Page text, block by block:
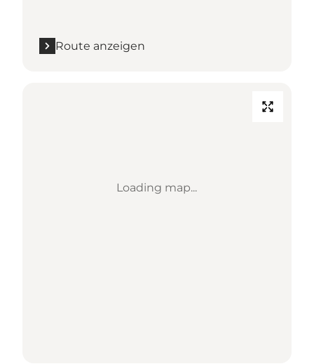
Route anzeigen
Loading map...